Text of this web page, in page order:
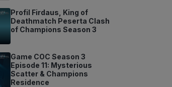
Profil Firdaus, King of
Deathmatch Peserta Clash
of Champions Season 3
Game COC Season 3
Episode 11: Mysterious
Scatter & Champions
Residence